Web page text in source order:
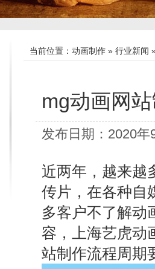
当前位置： 动画制作 » 行业新闻
mg动画网
发布日期：2020
近两年，越来越
传片，在各种自
多客户不了解动
容，上海艺虎动
站制作流程周期